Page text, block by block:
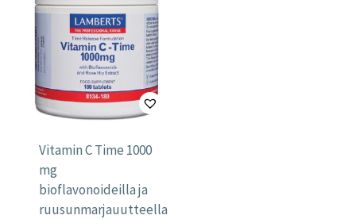
Vitamin C Time 1000
mg
bioflavonoideilla ja
ruusunmarjauutteella